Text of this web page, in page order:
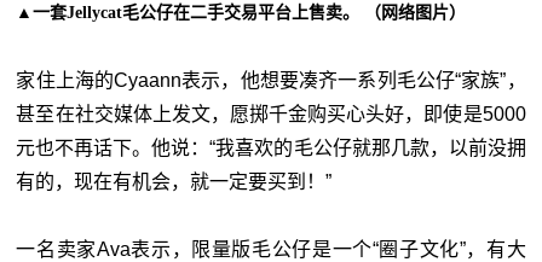
▲一套Jellycat毛公仔在二手交易平台上售卖。 （网络图片）
家住上海的Cyaann表示，他想要凑齐一系列毛公仔“家族”，
甚至在社交媒体上发文，愿掷千金购买心头好，即使是5000
元也不再话下。他说：“我喜欢的毛公仔就那几款，以前没拥
有的，现在有机会，就一定要买到！”
一名卖家Ava表示，限量版毛公仔是一个“圈子文化”，有大